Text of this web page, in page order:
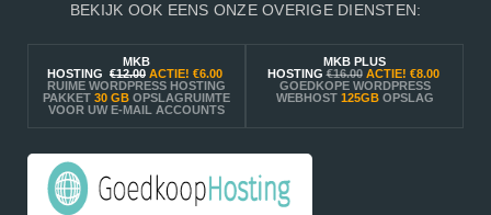
BEKIJK OOK EENS ONZE OVERIGE DIENSTEN:
MKB
HOSTING €12.00 ACTIE! €6.00
RUIME WORDPRESS HOSTING
PAKKET 30 GB OPSLAGRUIMTE
VOOR UW E-MAIL ACCOUNTS
MKB PLUS
HOSTING €16.00 ACTIE! €8.00
GOEDKOPE WORDPRESS
WEBHOST 125GBOPSLAG